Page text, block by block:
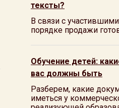
тексты?
В связи с
порядке продажи
Обучение детей:
вас должны быть
Разберем, какие
иметься у